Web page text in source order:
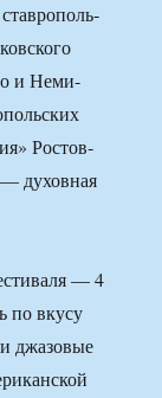
и Неми­
Ростов­
— духовная
— 4
по вкусу
джа­зовые